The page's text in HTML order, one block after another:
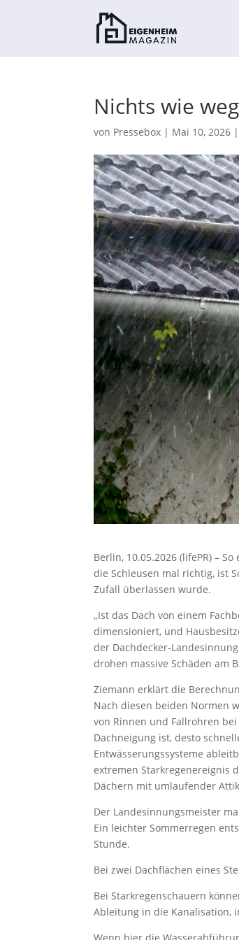
Nichts wie
von Pressebox | Mai 10, 2026 |
Berlin, 10.05.2026 (lifePR) –
die Schleusen mal richtig, ist
Zufall überlassen wurde.
„Ist das Dach von einem
dimensioniert, und
der Dachdecker-
drohen massive Schäden am
Ziemann erklärt die
Nach diesen beiden Normen
von Rinnen und Fallrohren
Dachneigung ist, desto
Entwässerungssysteme
extremen Starkregenereignis
Dächern mit umlaufender
Der Landesinnungsmeister
Ein leichter Sommerregen
Stunde.
Bei zwei Dachflächen eines
Bei Starkregenschauern
Ableitung in die Kanalisation,